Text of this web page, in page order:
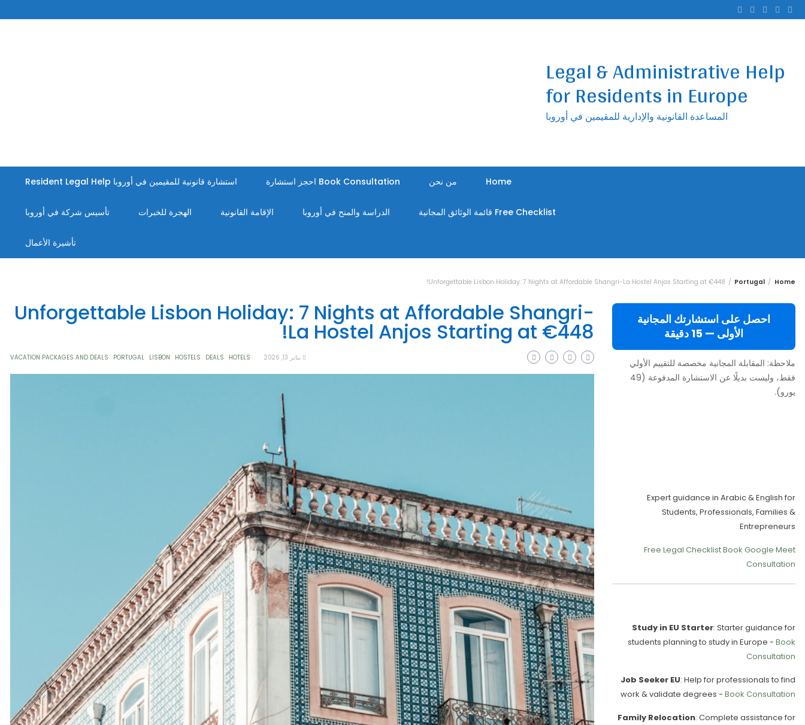
Skip
to
Legal & Administrative Help
for Residents in Europe
المساعدة القانونية والإدارية للمقيمين في أوروبا
Home من نحن Book Consultation احجز استشارة استشارة قانونية للمقيمين في أوروبا Resident Legal Help
Free Checklist قائمة الوثائق المجانية الدراسة والمنح في أوروبا الإقامة القانونية الهجرة للخبرات تأسيس شركة في أوروبا
تأشيرة الأعمال
Home
Portugal
Unforgettable Lisbon Holiday: 7 Nights at Affordable Shangri-La Hostel Anjos Starting at €448!
Unforgettable Lisbon Holiday: 7 Nights at Affordable Shangri-
La Hostel Anjos Starting at €448!
يناير 13, 2026 HOTELS
DEALS
HOSTELS
LISBON
PORTUGAL
VACATION PACKAGES AND DEALS
احصل على استشارتك المجانية
الأولى — 15 دقيقة
ملاحظة: المقابلة المجانية مخصصة للتقييم الأولي
فقط، وليست بديلًا عن الاستشارة المدفوعة (49
يورو).
Expert guidance in Arabic & English for
Students, Professionals, Families &
Entrepreneurs
Free Legal ChecklistBook Google Meet
Consultation
Study in EU Starter: Starter guidance for
students planning to study in Europe - Book
Consultation
Job Seeker EU: Help for professionals to find
work & validate degrees - Book Consultation
Family Relocation: Complete assistance for